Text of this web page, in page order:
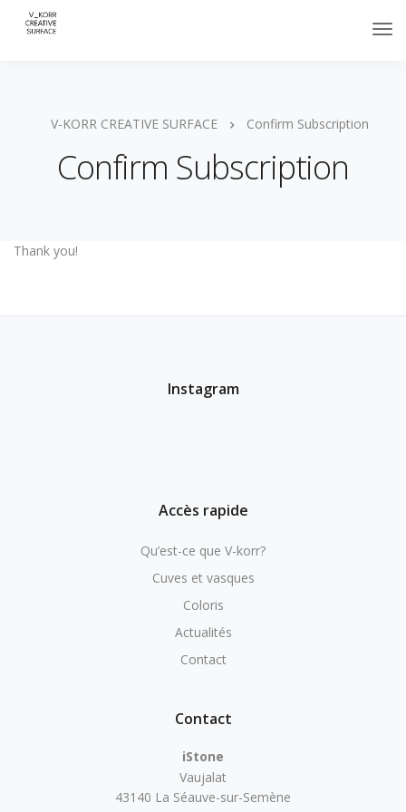
V-KORR CREATIVE SURFACE Confirm Subscription
Confirm Subscription
Thank you!
Instagram
Accès rapide
Qu’est-ce que V-korr?
Cuves et vasques
Coloris
Actualités
Contact
Contact
iStone
Vaujalat
43140 La Séauve-sur-Semène